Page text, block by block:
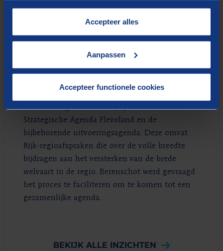
cookies op onze website treft u in onze
Accepteer alles
Aanpassen
Accepteer functionele cookies
Nederland. Daarom werken provincie
Flevoland, de zes Flevolandse gemeenten,
Waterschap Zuiderzeeland en het Rijk samen
samenleving. Dit doen zij op basis van de
Strategische Agenda Flevoland en de
bijbehorende uitvoeringsagenda. Deze omvat
Rijk-regioafspraken die over de volle breedte
bijdragen aan het versterken van de brede
welvaart in de regio. Berenschot werd gevraagd
het proces te faciliteren om te komen tot een
gezamenlijke agenda.
BEKIJK ALLE INZICHTEN